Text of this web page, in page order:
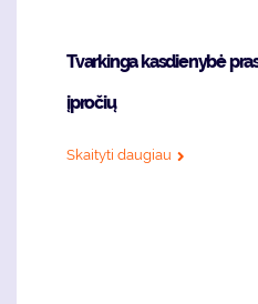
Tvarkinga kasdienybė
įpročių
Skaityti daugiau